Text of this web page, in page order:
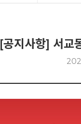
[공지사항] 서교